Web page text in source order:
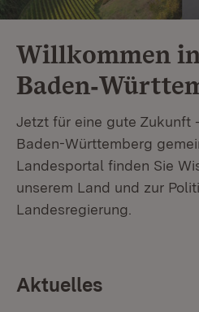
Willkommen
Jetzt für eine gute Zukunft
Baden-Württemberg
Landesportal finden Sie
unserem Land und zur
Landesregierung.
Aktuelles